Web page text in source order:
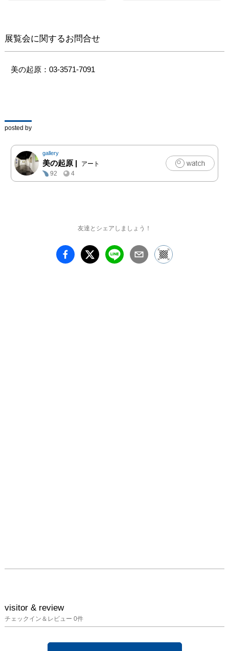
展覧会に関するお問合せ
美の起原：03-3571-7091
posted by
gallery
美の起原 |
アート
92
4
友達とシェアしましょう！
visitor & review
チェックイン＆レビュー 0件